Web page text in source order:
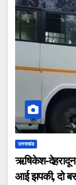
उत्तराखंड
ऋषिकेश-देहरादून
आई झपकी, दो